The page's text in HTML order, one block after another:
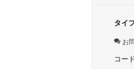
タイ
お
コー